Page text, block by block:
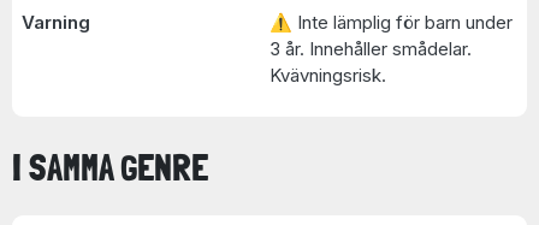
Varning
⚠ Inte lämplig för barn under
3 år. Innehåller smådelar.
Kvävningsrisk.
I SAMMA GENRE